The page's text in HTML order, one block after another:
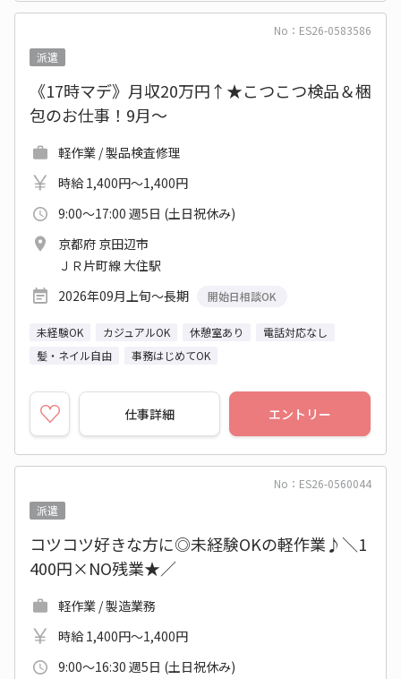
No：ES26-0583586
派遣
《17時マデ》月収20万円↑★こつこつ検品＆梱
包のお仕事！9月～
軽作業 / 製品検査修理
時給 1,400円～1,400円
9:00～17:00 週5日 (土日祝休み)
京都府 京田辺市
ＪＲ片町線 大住駅
2026年09月上旬～長期
開始日相談OK
未経験OK カジュアルOK 休憩室あり
電話対応なし
髪・ネイル自由
事務はじめてOK
仕事詳細 エントリー
No：ES26-0560044
派遣
コツコツ好きな方に◎未経験OKの軽作業♪＼1
400円×NO残業★／
軽作業 / 製造業務
時給 1,400円～1,400円
9:00～16:30 週5日 (土日祝休み)